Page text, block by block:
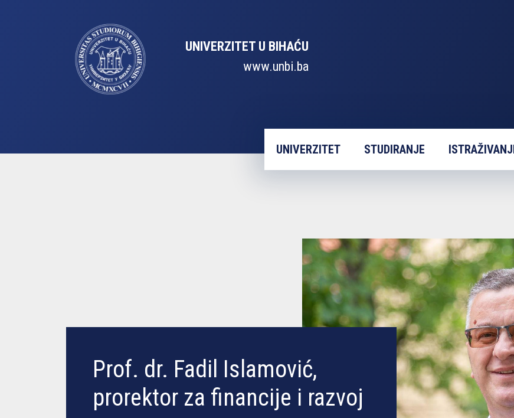
UNIVERZITET U BIHAĆU
www.unbi.ba
UNIVERZITET STUDIRANJE
Prof. dr. Fadil Islamović,
prorektor za financije i razvoj